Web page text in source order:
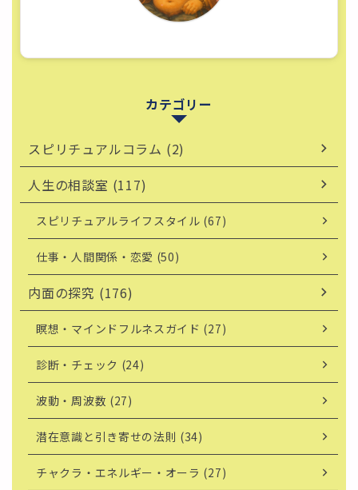
カテゴリー
スピリチュアルコラム (2)
人生の相談室 (117)
スピリチュアルライフスタイル (67)
仕事・人間関係・恋愛 (50)
内面の探究 (176)
瞑想・マインドフルネスガイド (27)
診断・チェック (24)
波動・周波数 (27)
潜在意識と引き寄せの法則 (34)
チャクラ・エネルギー・オーラ (27)